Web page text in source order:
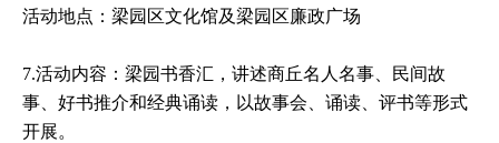
活动地点：梁园区文化馆及梁园区廉政广场
7.活动内容：梁园书香汇，讲述商丘名人名事、民间故
事、好书推介和经典诵读，以故事会、诵读、评书等形式
开展。